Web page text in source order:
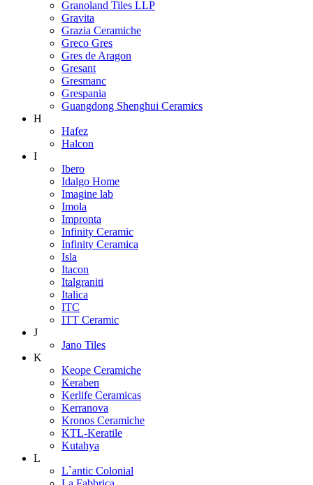
Granoland Tiles LLP
Gravita
Grazia Ceramiche
Greco Gres
Gres de Aragon
Gresant
Gresmanc
Grespania
Guangdong Shenghui Ceramics
H
Hafez
Halcon
I
Ibero
Idalgo Home
Imagine lab
Imola
Impronta
Infinity Ceramic
Infinity Ceramica
Isla
Itacon
Italgraniti
Italica
ITC
ITT Ceramic
J
Jano Tiles
K
Keope Ceramiche
Keraben
Kerlife Ceramicas
Kerranova
Kronos Ceramiche
KTL-Keratile
Kutahya
L
L`antic Colonial